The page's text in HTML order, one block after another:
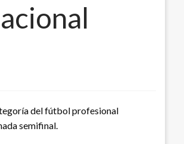
del fútbol profesional
semifinal.